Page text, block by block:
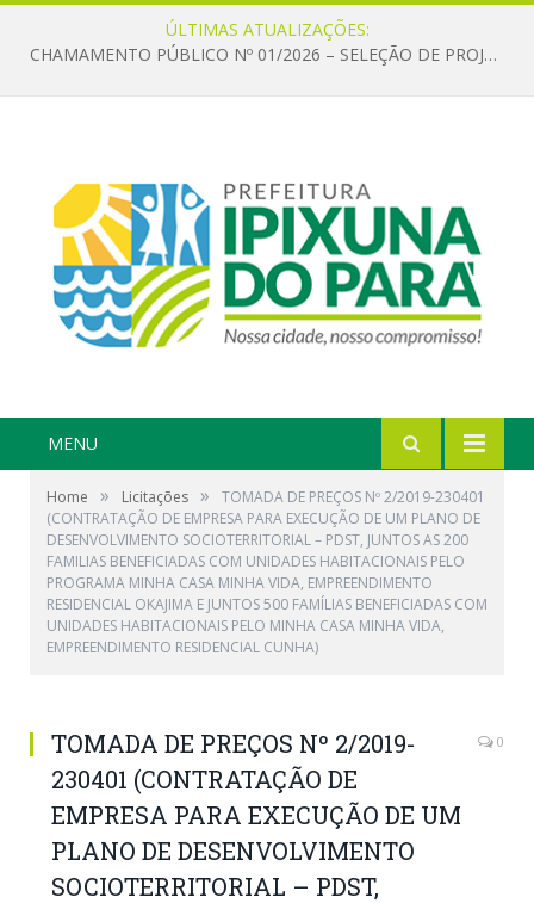
ÚLTIMAS ATUALIZAÇÕES:
CHAMAMENTO PÚBLICO Nº 01/2026 – SELEÇÃO DE PROJETOS PARA FIRMAR TERMO DE EXECUÇÃO CULTURAL COM RECURSOS DA POLÍTICA NACIONAL ALDIR BLANC DE FOMENTO À CULTURA – PNAB (LEI Nº 14.399/2022)
MENU
Home » Licitações »
TOMADA DE PREÇOS Nº 2/2019-230401
(CONTRATAÇÃO DE EMPRESA PARA EXECUÇÃO DE UM PLANO DE
DESENVOLVIMENTO SOCIOTERRITORIAL – PDST, JUNTOS AS 200
FAMILIAS BENEFICIADAS COM UNIDADES HABITACIONAIS PELO
PROGRAMA MINHA CASA MINHA VIDA, EMPREENDIMENTO
RESIDENCIAL OKAJIMA E JUNTOS 500 FAMÍLIAS BENEFICIADAS COM
UNIDADES HABITACIONAIS PELO MINHA CASA MINHA VIDA,
EMPREENDIMENTO RESIDENCIAL CUNHA)
TOMADA DE PREÇOS Nº 2/2019-
230401 (CONTRATAÇÃO DE
EMPRESA PARA EXECUÇÃO DE UM
PLANO DE DESENVOLVIMENTO
SOCIOTERRITORIAL – PDST,
0